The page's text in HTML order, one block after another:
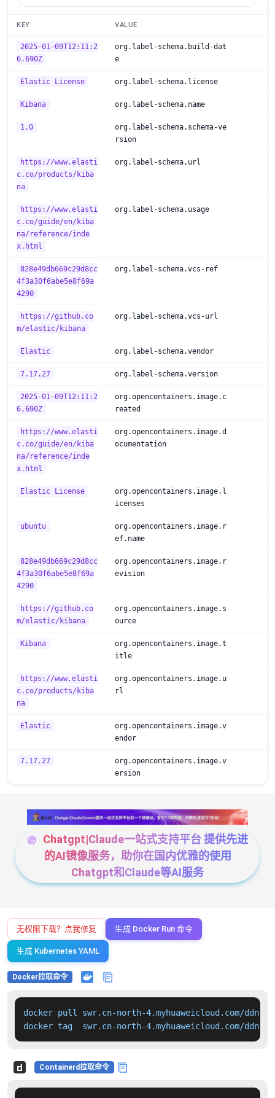
KEY VALUE
2025-01-09T12:11:2
6.690Z
org.label-schema.build-dat
e
Elastic License org.label-schema.license
Kibana org.label-schema.name
1.0
org.label-schema.schema-ve
rsion
https://www.elasti
c.co/products/kiba
na
org.label-schema.url
https://www.elasti
c.co/guide/en/kiba
na/reference/inde
x.html
org.label-schema.usage
828e49db669c29d8cc
4f3a30f6abe5e8f69a
4290
org.label-schema.vcs-ref
https://github.co
m/elastic/kibana
org.label-schema.vcs-url
Elastic org.label-schema.vendor
7.17.27 org.label-schema.version
2025-01-09T12:11:2
6.690Z
org.opencontainers.image.c
reated
https://www.elasti
c.co/guide/en/kiba
na/reference/inde
x.html
org.opencontainers.image.d
ocumentation
Elastic License
org.opencontainers.image.l
icenses
ubuntu
org.opencontainers.image.r
ef.name
828e49db669c29d8cc
4f3a30f6abe5e8f69a
4290
org.opencontainers.image.r
evision
https://github.co
m/elastic/kibana
org.opencontainers.image.s
ource
Kibana
org.opencontainers.image.t
itle
https://www.elasti
c.co/products/kiba
na
org.opencontainers.image.u
rl
Elastic
org.opencontainers.image.v
endor
7.17.27
org.opencontainers.image.v
ersion
Chatgpt|Claude一站式支持平台 提供先进
的AI镜像服务，助你在国内优雅的使用
Chatgpt和Claude等AI服务
无权限下载？点我修复 生成 Docker Run 命令
生成 Kubernetes YAML
Docker拉取命令
docker pull swr.cn-north-4.myhuaweicloud.com/
docker tag  swr.cn-north-4.myhuaweicloud.com/
Containerd拉取命令